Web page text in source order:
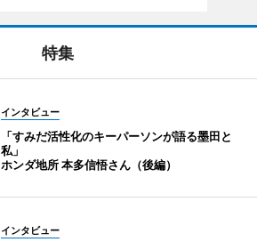
特集
インタビュー
「すみだ活性化のキーパーソンが語る墨田と
私」
ホンダ地所 本多信悟さん（後編）
インタビュー